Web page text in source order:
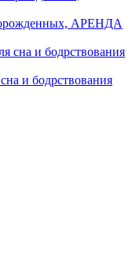
АРЕНДА
и бодрствования